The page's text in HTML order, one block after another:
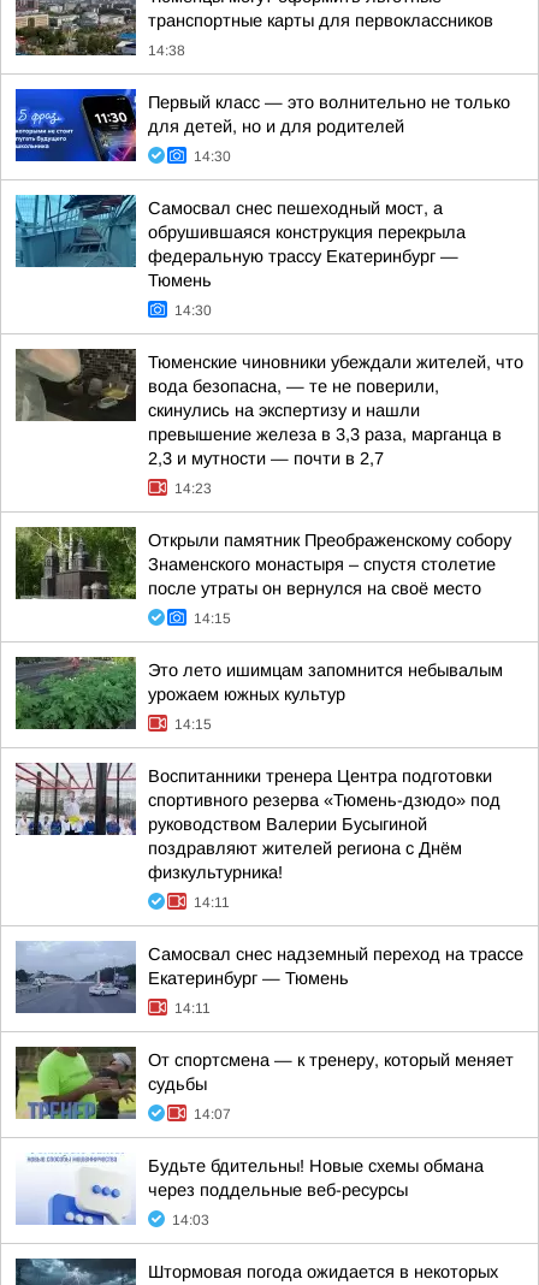
транспортные карты для первоклассников
14:38
Первый класс — это волнительно не только
для детей, но и для родителей
14:30
Самосвал снес пешеходный мост, а
обрушившаяся конструкция перекрыла
федеральную трассу Екатеринбург —
Тюмень
14:30
Тюменские чиновники убеждали жителей, что
вода безопасна, — те не поверили,
скинулись на экспертизу и нашли
превышение железа в 3,3 раза, марганца в
2,3 и мутности — почти в 2,7
14:23
Открыли памятник Преображенскому собору
Знаменского монастыря – спустя столетие
после утраты он вернулся на своё место
14:15
Это лето ишимцам запомнится небывалым
урожаем южных культур
14:15
Воспитанники тренера Центра подготовки
спортивного резерва «Тюмень-дзюдо» под
руководством Валерии Бусыгиной
поздравляют жителей региона с Днём
физкультурника!
14:11
Самосвал снес надземный переход на трассе
Екатеринбург — Тюмень
14:11
От спортсмена — к тренеру, который меняет
судьбы
14:07
Будьте бдительны! Новые схемы обмана
через поддельные веб-ресурсы
14:03
Штормовая погода ожидается в некоторых